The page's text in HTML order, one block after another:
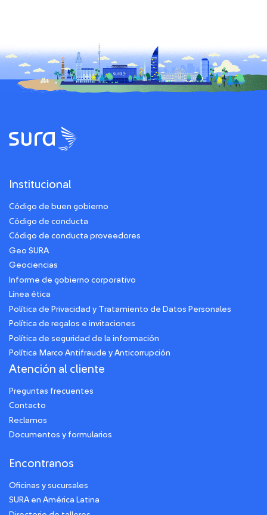
Institucional
Código de buen gobierno
Código de conducta
Código de conducta proveedores
Geo SURA
Geociencias
Informe de gobierno corporativo
Línea ética
Política de Privacidad y Tratamiento de Datos Personales
Política de regalos e invitaciones
Política de seguridad de la información
Política Marco Antifraude y Anticorrupción
Atención al cliente
Preguntas frecuentes
Contacto
Reclamos
Documentos y formularios
Encontranos
Oficinas y sucursales
SURA en América Latina